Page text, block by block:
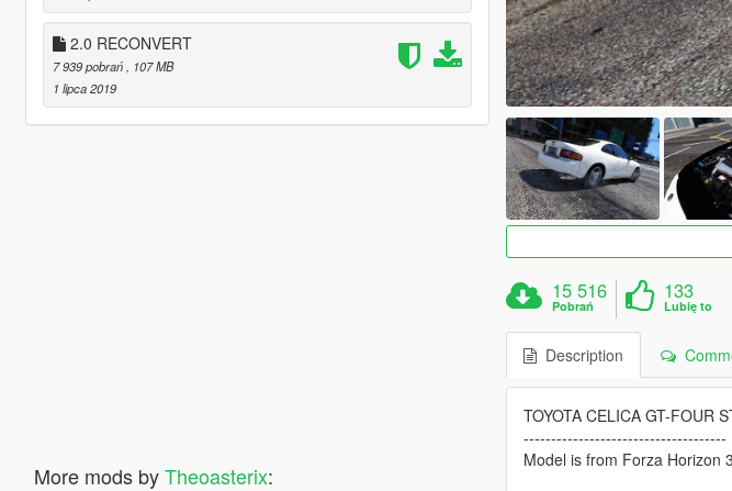
2.0 RECONVERT
7 939 pobrań
, 107 MB
1 lipca 2019
More mods byTheoasterix:
15 516
Pobrań
133
Lubię to
Description
TOYOTA CELICA GT-FOUR
-------------------------------------
Model is from Forza Horizon 3